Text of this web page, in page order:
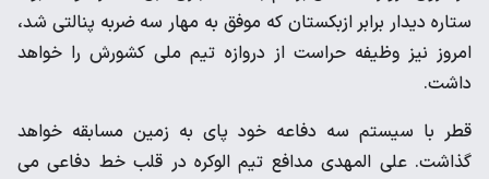
ستاره دیدار برابر ازبکستان که موفق به مهار سه ضربه پنالتی شد،
امروز نیز وظیفه حراست از دروازه تیم ملی کشورش را خواهد
داشت.
قطر با سیستم سه دفاعه خود پای به زمین مسابقه خواهد
گذاشت. علی المهدی مدافع تیم الوکره در قلب خط دفاعی می